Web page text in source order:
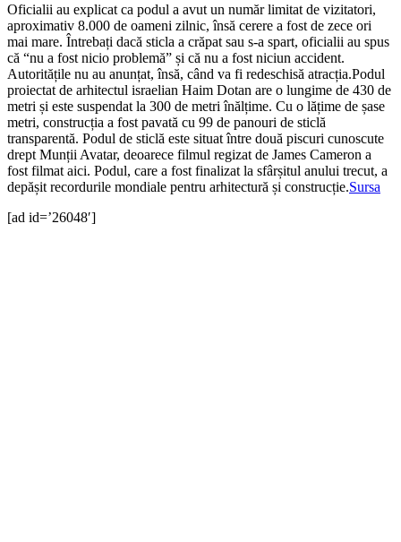
Oficialii au explicat ca podul a avut un număr limitat de vizitatori,
aproximativ 8.000 de oameni zilnic, însă cerere a fost de zece ori
mai mare. Întrebați dacă sticla a crăpat sau s-a spart, oficialii au spus
că “nu a fost nicio problemă” și că nu a fost niciun accident.
Autoritățile nu au anunțat, însă, când va fi redeschisă atracția.Podul
proiectat de arhitectul israelian Haim Dotan are o lungime de 430 de
metri și este suspendat la 300 de metri înălțime. Cu o lățime de șase
metri, construcția a fost pavată cu 99 de panouri de sticlă
transparentă. Podul de sticlă este situat între două piscuri cunoscute
drept Munții Avatar, deoarece filmul regizat de James Cameron a
fost filmat aici. Podul, care a fost finalizat la sfârșitul anului trecut, a
depășit recordurile mondiale pentru arhitectură și construcție.Sursa
[ad id=’26048′]